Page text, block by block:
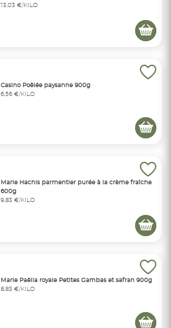
13,03 €/KILO
Casino Poêlée paysanne 900g
6,56 €/KILO
Marie Hachis parmentier purée à la crème fraîche
600g
9,83 €/KILO
Marie Paëlla royale Petites Gambas et safran 900g
8,83 €/KILO